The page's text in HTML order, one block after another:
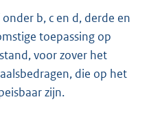
b, c en d, derde en
toepassing op
voor zover het
die op het
zijn.